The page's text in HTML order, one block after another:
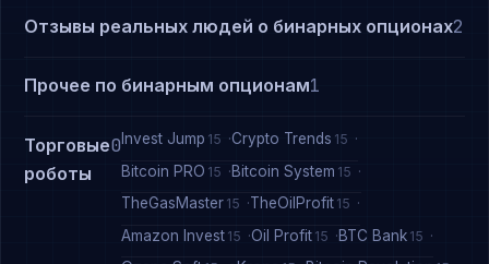
Отзывы реальных людей о бинарных опционах2
Прочее по бинарным опционам1
Торговые
роботы
0 Invest Jump 15 Crypto Trends 15
Bitcoin PRO 15 Bitcoin System 15
TheGasMaster 15 TheOilProfit 15
Amazon Invest 15 Oil Profit 15 BTC Bank 15